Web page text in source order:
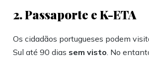
2. Passaporte e K-ETA
Os cidadãos portugueses podem
Sul até 90 dias sem visto. No